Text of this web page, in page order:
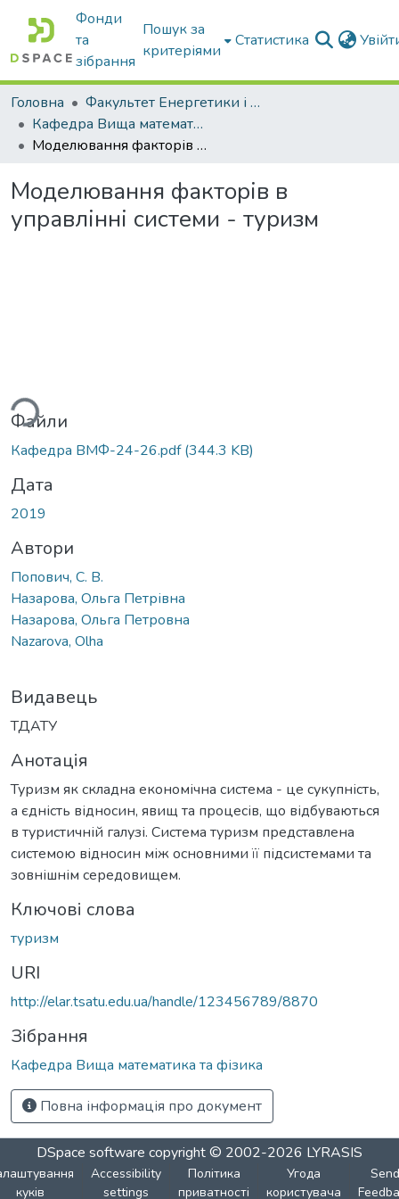
Фонди
та
зібрання
Пошук за
критеріями
Статистика
Головна
Факультет Енергетики і комп'ютерних технологій
Кафедра Вища математика та фізика
Моделювання факторів в управлінні системи - туризм
Моделювання факторів в
управлінні системи - туризм
Файли
Кафедра ВМФ-24-26.pdf(344.3 KB)
Дата
2019
Автори
Попович, С. В.
Назарова, Ольга Петрівна
Назарова, Ольга Петровна
Nazarova, Olha
Видавець
ТДАТУ
Анотація
Туризм як складна економічна система - це сукупність,
а єдність відносин, явищ та процесів, що відбуваються
в туристичній галузі. Система туризм представлена
системою відносин між основними її підсистемами та
зовнішнім середовищем.
Ключові слова
туризм
URI
http://elar.tsatu.edu.ua/handle/123456789/8870
Зібрання
Кафедра Вища математика та фізика
Повна інформація про документ
DSpace software copyright © 2002-2026 LYRASIS
куків
Accessibility
settings
Політика
приватності
Угода
користувача
Send